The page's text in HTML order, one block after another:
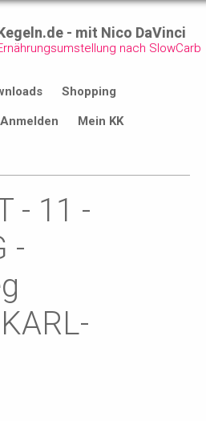
- mit Nico DaVinci
nach SlowCarb
Shopping
Anmelden Mein KK
- 11 -
-